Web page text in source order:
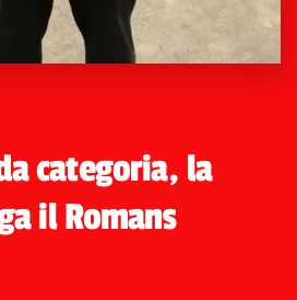
categoria, la
il Romans